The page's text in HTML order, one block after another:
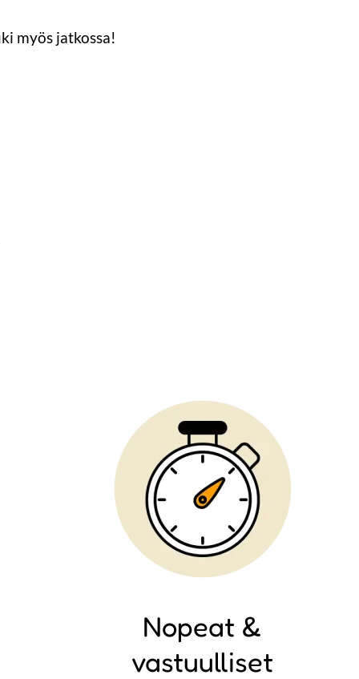
myös jatkossa!
Nopeat &
vastuulliset